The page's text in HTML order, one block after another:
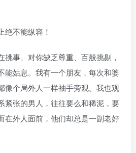
不能纵容！
事、对你缺乏尊重、百般挑剔，
能姑息。我有一个朋友，每次和婆
像个局外人一样袖手旁观。我也观
紧张的男人，往往要么和稀泥，要
在外人面前，他们却总是一副老好